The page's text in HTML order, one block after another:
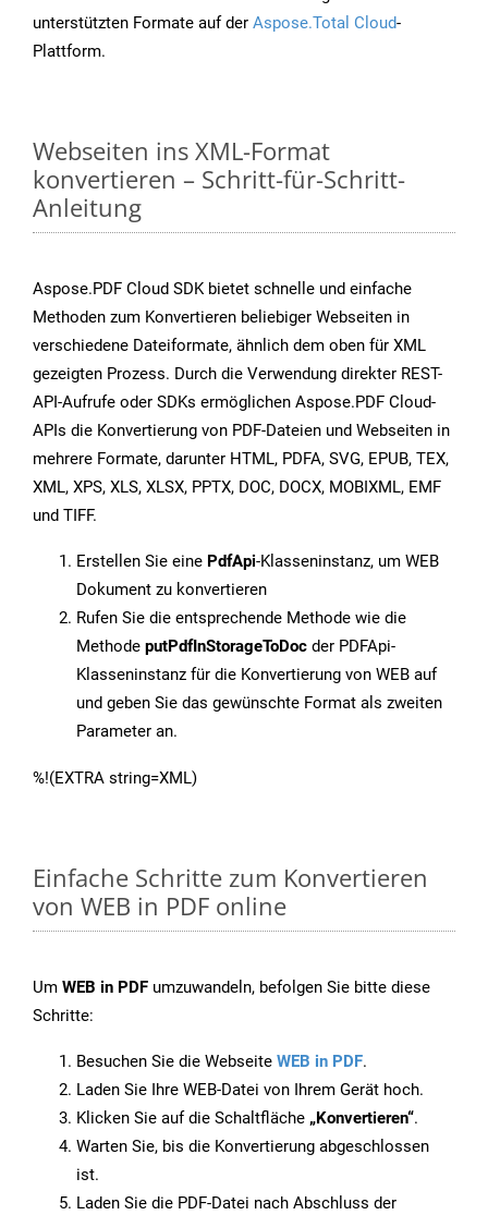
unterstützten Formate auf der Aspose.Total Cloud-
Plattform.
Webseiten ins XML-Format
konvertieren – Schritt-für-Schritt-
Anleitung
Aspose.PDF Cloud SDK bietet schnelle und einfache
Methoden zum Konvertieren beliebiger Webseiten in
verschiedene Dateiformate, ähnlich dem oben für XML
gezeigten Prozess. Durch die Verwendung direkter REST-
API-Aufrufe oder SDKs ermöglichen Aspose.PDF Cloud-
APIs die Konvertierung von PDF-Dateien und Webseiten in
mehrere Formate, darunter HTML, PDFA, SVG, EPUB, TEX,
XML, XPS, XLS, XLSX, PPTX, DOC, DOCX, MOBIXML, EMF
und TIFF.
Erstellen Sie eine PdfApi-Klasseninstanz, um WEB
Dokument zu konvertieren
Rufen Sie die entsprechende Methode wie die
Methode putPdfInStorageToDoc der PDFApi-
Klasseninstanz für die Konvertierung von WEB auf
und geben Sie das gewünschte Format als zweiten
Parameter an.
%!(EXTRA string=XML)
Einfache Schritte zum Konvertieren
von WEB in PDF online
Um WEB in PDF umzuwandeln, befolgen Sie bitte diese
Schritte:
Besuchen Sie die Webseite WEB in PDF.
Laden Sie Ihre WEB-Datei von Ihrem Gerät hoch.
Klicken Sie auf die Schaltfläche „Konvertieren“.
Warten Sie, bis die Konvertierung abgeschlossen
ist.
Laden Sie die PDF-Datei nach Abschluss der